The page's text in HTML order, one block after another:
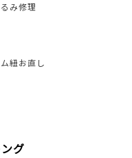
み修理
紐お直し
グ